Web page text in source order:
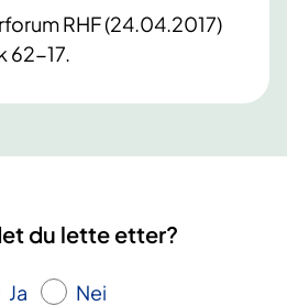
RHF (24.04.2017)
62-17.
du lette etter?
Ja Nei